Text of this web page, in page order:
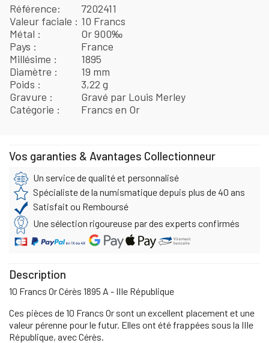
Référence
7202411
Valeur faciale
10 Francs
Métal
Or 900‰
Pays
France
Millésime
1895
Diamètre
19 mm
Poids
3,22 g
Gravure
Gravé par Louis Merley
Catégorie
Francs en Or
Vos garanties & Avantages Collectionneur
Un service de qualité et personnalisé
Spécialiste de la numismatique depuis plus de 40 ans
Satisfait ou Remboursé
Une sélection rigoureuse par des experts confirmés
Description
10 Francs Or Cérès 1895 A - IIIe République
Ces pièces de 10 Francs Or sont un excellent placement et une
valeur pérenne pour le futur. Elles ont été frappées sous la IIIe
République, avec Cérès.